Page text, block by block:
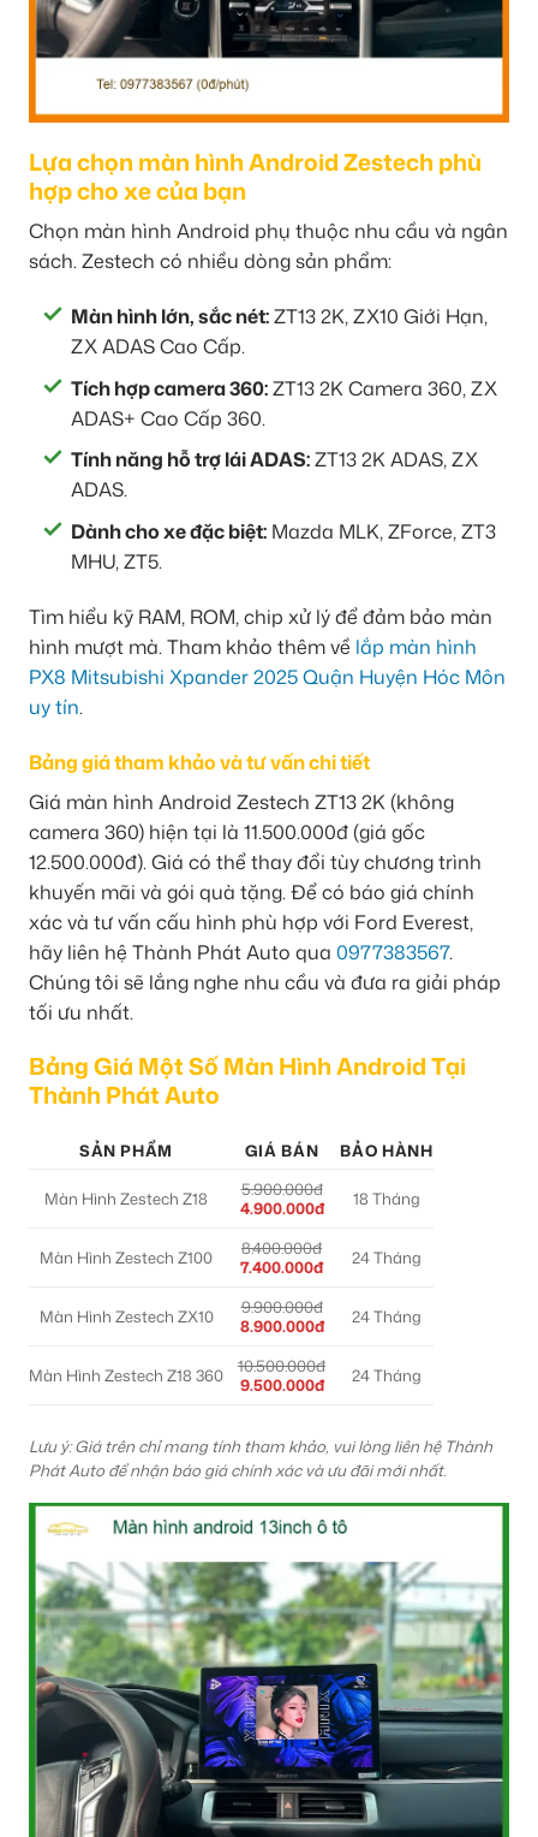
Lựa chọn màn hình Android Zestech phù
hợp cho xe của bạn
Chọn màn hình Android phụ thuộc nhu cầu và ngân
sách. Zestech có nhiều dòng sản phẩm:
Màn hình lớn, sắc nét:ZT13 2K, ZX10 Giới Hạn,
ZX ADAS Cao Cấp.
Tích hợp camera 360:ZT13 2K Camera 360, ZX
ADAS+ Cao Cấp 360.
Tính năng hỗ trợ lái ADAS:ZT13 2K ADAS, ZX
ADAS.
Dành cho xe đặc biệt: Mazda MLK, ZForce, ZT3
MHU, ZT5.
Tìm hiểu kỹ RAM, ROM, chip xử lý để đảm bảo màn
hình mượt mà. Tham khảo thêm về lắp màn hình
PX8 Mitsubishi Xpander 2025 Quận Huyện Hóc Môn
uy tín.
Bảng giá tham khảo và tư vấn chi tiết
Giá màn hình Android Zestech ZT13 2K (không
camera 360) hiện tại là 11.500.000đ (giá gốc
12.500.000đ). Giá có thể thay đổi tùy chương trình
khuyến mãi và gói quà tặng. Để có báo giá chính
xác và tư vấn cấu hình phù hợp với Ford Everest,
hãy liên hệ Thành Phát Auto qua 0977383567.
Chúng tôi sẽ lắng nghe nhu cầu và đưa ra giải pháp
tối ưu nhất.
Bảng Giá Một Số Màn Hình Android Tại
Thành Phát Auto
SẢN PHẨM GIÁ BÁN BẢO HÀNH
Màn Hình Zestech Z18
5.900.000đ
4.900.000đ
18 Tháng
Màn Hình Zestech Z100
8.400.000đ
7.400.000đ
24 Tháng
Màn Hình Zestech ZX10
9.900.000đ
8.900.000đ
24 Tháng
Màn Hình Zestech Z18 360
10.500.000đ
9.500.000đ
24 Tháng
Lưu ý: Giá trên chỉ mang tính tham khảo, vui lòng liên hệ Thành
Phát Auto để nhận báo giá chính xác và ưu đãi mới nhất.